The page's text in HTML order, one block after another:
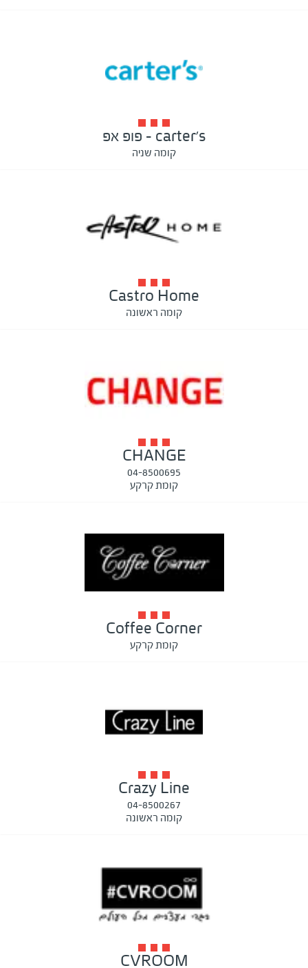
carter's - פופ אפ
קומה שניה
Castro Home
קומה ראשונה
CHANGE
04-8500695
קומת קרקע
Coffee Corner
קומת קרקע
Crazy Line
04-8500267
קומה ראשונה
CVROOM